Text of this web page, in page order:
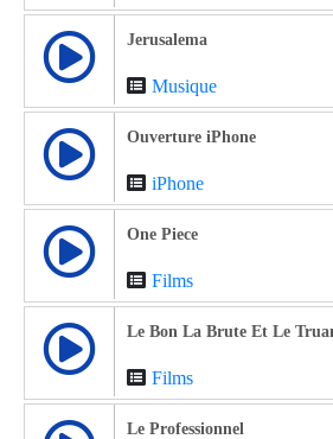
Jerusalema
Musique
Ouverture iPhone
iPhone
One Piece
Films
Le Bon La Brute Et Le
Films
Le Professionnel